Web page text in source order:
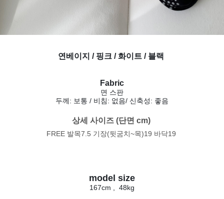
연베이지 / 핑크 / 화이트 / 블랙
Fabric
면 스판
두께: 보통 / 비침: 없음/ 신축성: 좋음
상세 사이즈 (단면 cm)
FREE 발목7.5 기장(뒷굼치~목)19 바닥19
model size
167cm , 48kg